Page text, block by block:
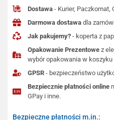
Dostawa - Kurier, Paczkomat,
Darmowa dostawa dla
Jak pakujemy? - koperta z
Opakowanie Prezentowe z
wybór opakowania w koszyku
GPSR - bezpieczeństwo
Bezpiecznie płatności online
GPay i inne.
Bezpieczne płatności m.in.: